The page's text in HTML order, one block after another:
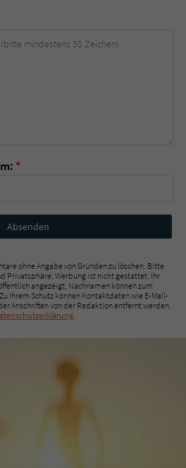
*
ohne Angabe von Gründen zu löschen. Bitte
Privatsphäre; Werbung ist nicht gestattet. Ihr
angezeigt; Nachnamen können zum
Ihrem Schutz können Kontaktdaten wie E-Mail-
Anschriften von der Redaktion entfernt werden.